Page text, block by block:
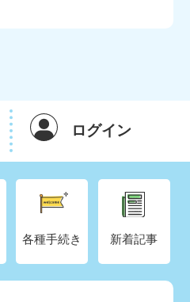
ログイン
各種手続き 新着記事